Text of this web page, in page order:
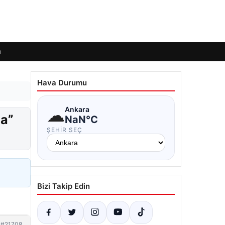
Hava Durumu
☁Ankara
NaN°C
ŞEHIR SEÇ
Bizi Takip Edin